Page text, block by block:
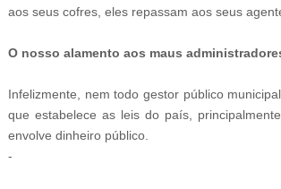
aos seus cofres, eles repassam aos seus
O nosso alamento aos maus
Infelizmente, nem todo gestor público
que estabelece as leis do país,
envolve dinheiro público.
-